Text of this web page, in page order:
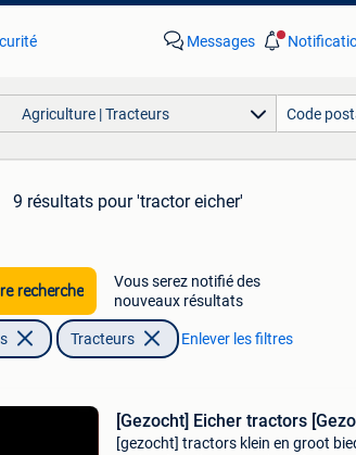
Messages
Agriculture | Tracteurs
9 résultats pour 'tractor eicher'
recherche
Vous serez notifié des
nouveaux résultats
Tracteurs Enlever les filtres
[Gezocht] Eicher tractors
[gezocht] tractors klein en groot